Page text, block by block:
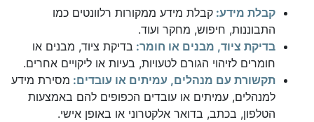
קבלת מידע: קבלת מידע ממקורות רלוונטים כמו
התבוננות, חיפוש, מחקר ועוד.
בדיקת ציוד, מבנים או חומר: בדיקת ציוד, מבנים או
חומרים לזיהוי הגורם לטעויות, בעיות או ליקויים אחרים.
תקשורת עם מנהלים, עמיתים או עובדים: מסירת מידע
למנהלים, עמיתים או עובדים הכפופים להם באמצעות
הטלפון, בכתב, בדואר אלקטרוני או באופן אישי.